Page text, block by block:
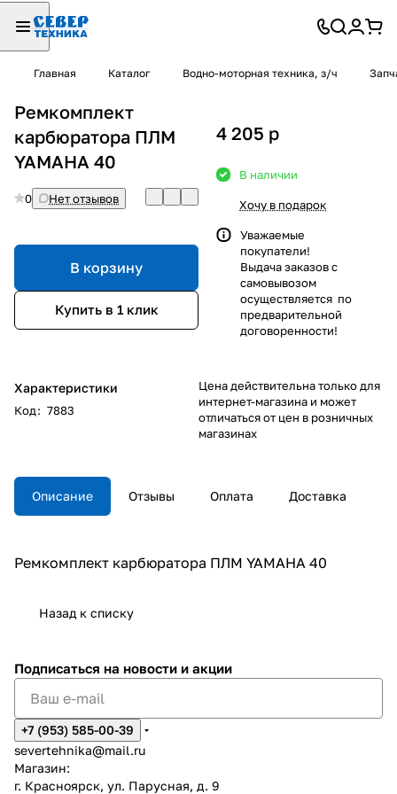
Главная Каталог Водно-моторная техника, з/ч
Ремкомплект
карбюратора ПЛМ
YAMAHA 40
0 Нет отзывов
В корзину
Купить в 1 клик
Характеристики
Код: 7883
4 205 p
В наличии
Хочу в подарок
Уважаемые
покупатели!
Выдача заказов с
самовывозом
осуществляется по
предварительной
договоренности!
Цена действительна только для
интернет-магазина и может
отличаться от цен в розничных
магазинах
Описание Отзывы Оплата Доставка
Ремкомплект карбюратора ПЛМ YAMAHA 40
Назад к списку
Подписаться на новости и акции
+7 (953) 585-00-39
severtehnika@mail.ru
Магазин:
г. Красноярск, ул. Парусная, д. 9